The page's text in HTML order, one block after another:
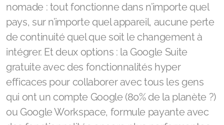
nomade : tout fonctionne dans n’importe quel
pays, sur n’importe quel appareil, aucune perte
de continuité quel que soit le changement à
intégrer. Et deux options : la Google Suite
gratuite avec des fonctionnalités hyper
efficaces pour collaborer avec tous les gens
qui ont un compte Google (80% de la planète ?)
ou Google Workspace, formule payante avec